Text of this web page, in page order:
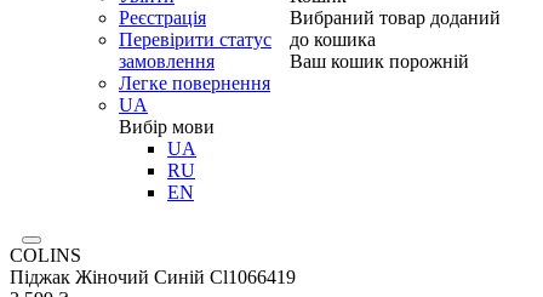
Реєстрація
Перевірити статус
замовлення
Легке повернення
UA
Вибір мови
UA
RU
EN
Вибраний товар доданий
до кошика
Ваш кошик порожній
COLINS
Піджак Жіночий Синій Cl1066419